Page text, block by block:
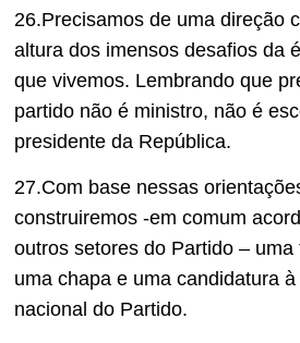
26.Precisamos de uma direção
altura dos imensos desafios da
que vivemos. Lembrando que
partido não é ministro, não é
presidente da República.
27.Com base nessas
construiremos -em comum
outros setores do Partido – uma
uma chapa e uma candidatura
nacional do Partido.